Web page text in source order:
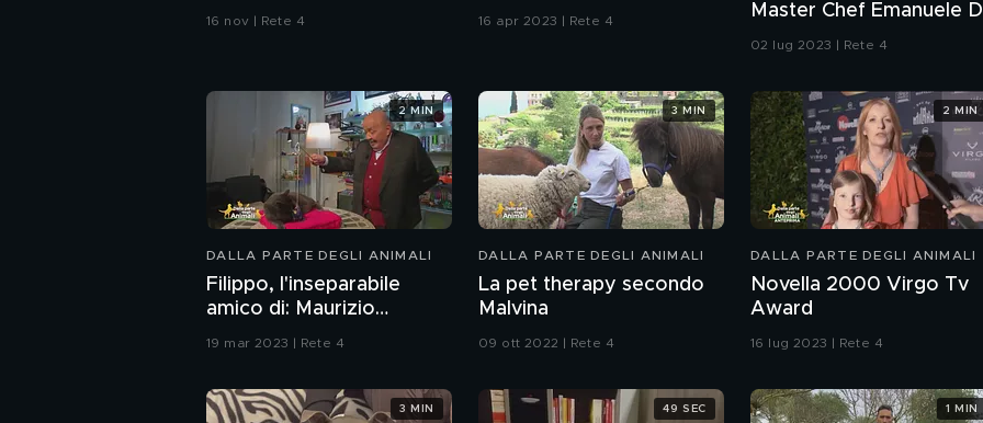
16 nov | Rete 4 16 apr 2023 | Rete 4
Master Chef Emanuele
02 lug 2023 | Rete 4
DALLA PARTE DEGLI ANIMALI
Filippo, l'inseparabile
amico di: Maurizio
Costanzo
19 mar 2023 | Rete 4
2 MIN
DALLA PARTE DEGLI ANIMALI
La pet therapy secondo
Malvina
09 ott 2022 | Rete 4
3 MIN
DALLA PARTE DEGLI ANIMALI
Novella 2000 Virgo Tv
Award
16 lug 2023 | Rete 4
2 MIN
3 MIN 49 SEC 1 MIN